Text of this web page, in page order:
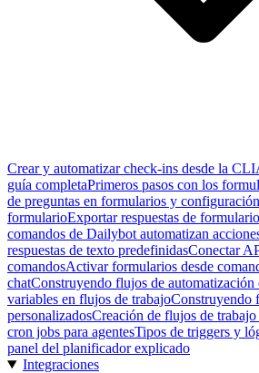
Crear y automatizar check-ins desde la CLI
guía completaPrimeros pasos con los
de preguntas en formularios y configuración
formularioExportar respuestas de
comandos de Dailybot automatizan
respuestas de texto predefinidasConectar
comandosActivar formularios desde
chatConstruyendo flujos de
variables en flujos de trabajoConstruyendo
personalizadosCreación de flujos de
cron jobs para agentesTipos de triggers y
panel del planificador explicado
Integraciones